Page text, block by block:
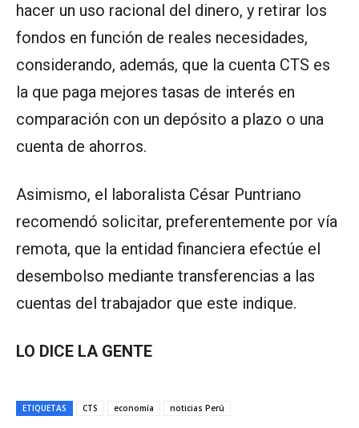
hacer un uso racional del dinero, y retirar los
fondos en función de reales necesidades,
considerando, además, que la cuenta CTS es
la que paga mejores tasas de interés en
comparación con un depósito a plazo o una
cuenta de ahorros.
Asimismo, el laboralista César Puntriano
recomendó solicitar, preferentemente por vía
remota, que la entidad financiera efectúe el
desembolso mediante transferencias a las
cuentas del trabajador que este indique.
LO DICE LA GENTE
ETIQUETAS CTS economía noticias Perú